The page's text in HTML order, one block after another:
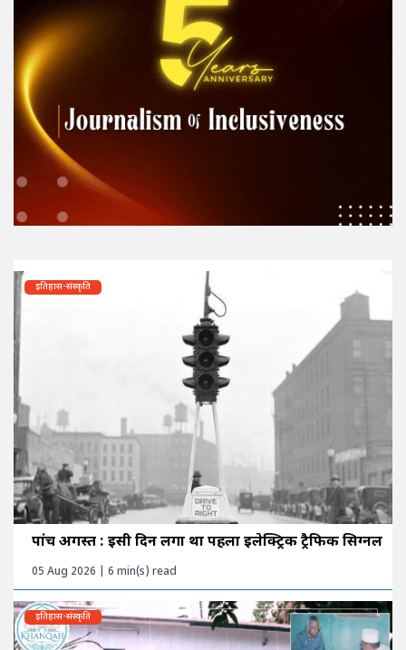
इतिहास-संस्कृति
पांच अगस्त : इसी दिन लगा था पहला इलेक्ट्रिक ट्रैफिक सिग्नल
05 Aug 2026 | 6 min(s) read
इतिहास-संस्कृति